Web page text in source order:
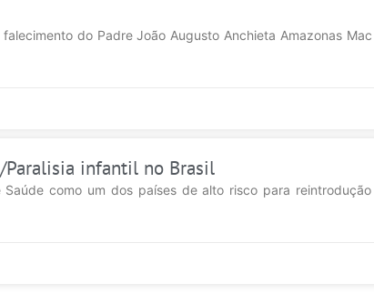
do Padre João Augusto Anchieta Amazonas
Paralisia infantil no Brasil
como um dos países de alto risco para